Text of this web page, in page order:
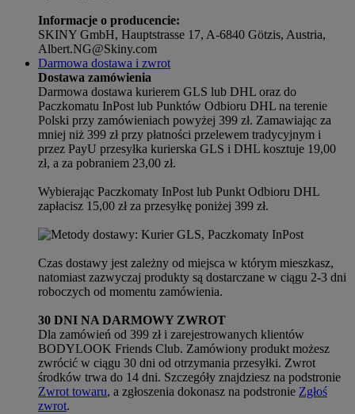
Informacje o producencie:
SKINY GmbH, Hauptstrasse 17, A-6840 Götzis, Austria,
Albert.NG@Skiny.com
Darmowa dostawa i zwrot
Dostawa zamówienia
Darmowa dostawa kurierem GLS lub DHL oraz do
Paczkomatu InPost lub Punktów Odbioru DHL na terenie
Polski przy zamówieniach powyżej 399 zł. Zamawiając za
mniej niż 399 zł przy płatności przelewem tradycyjnym i
przez PayU przesyłka kurierska GLS i DHL kosztuje 19,00
zł, a za pobraniem 23,00 zł.
Wybierając Paczkomaty InPost lub Punkt Odbioru DHL
zapłacisz 15,00 zł za przesyłkę poniżej 399 zł.
Czas dostawy jest zależny od miejsca w którym mieszkasz,
natomiast zazwyczaj produkty są dostarczane w ciągu 2-3 dni
roboczych od momentu zamówienia.
30 DNI NA DARMOWY ZWROT
Dla zamówień od 399 zł i zarejestrowanych klientów
BODYLOOK Friends Club. Zamówiony produkt możesz
zwrócić w ciągu 30 dni od otrzymania przesyłki. Zwrot
środków trwa do 14 dni. Szczegóły znajdziesz na podstronie
Zwrot towaru, a zgłoszenia dokonasz na podstronie Zgłoś
zwrot.